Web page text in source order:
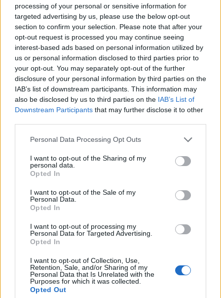
processing of your personal or sensitive information for
targeted advertising by us, please use the below opt-out
section to confirm your selection. Please note that after your
opt-out request is processed you may continue seeing
interest-based ads based on personal information utilized by
us or personal information disclosed to third parties prior to
your opt-out. You may separately opt-out of the further
disclosure of your personal information by third parties on the
IAB’s list of downstream participants. This information may
also be disclosed by us to third parties on the IAB’s List of
Downstream Participants that may further disclose it to other
Please note that this website/app uses one or more Google
not limited to your visit or usage behaviour. You may click to
grant or deny consent to Google and its third-party tags to
use your data for below specified purposes in below Google
consent section.
Personal Data Processing Opt Outs
I want to opt-out of the Sharing of my
personal data.
Opted In
I want to opt-out of the Sale of my
Personal Data.
Opted In
I want to opt-out of processing my
Personal Data for Targeted Advertising.
Opted In
I want to opt-out of Collection, Use,
Retention, Sale, and/or Sharing of my
Personal Data that Is Unrelated with the
Purposes for which it was collected.
Opted Out
Nuevo giro en el caso Yéremi Vargas:
desvelan el informe forense
El ‘caso Yéremi Vargas’, el niño desaparecido en 2007…
CRÓNICA
Curso de verano de la Universidad de La
Rioja finaliza con celebración
gastronómica
La Universidad de La Rioja despidió a 60…